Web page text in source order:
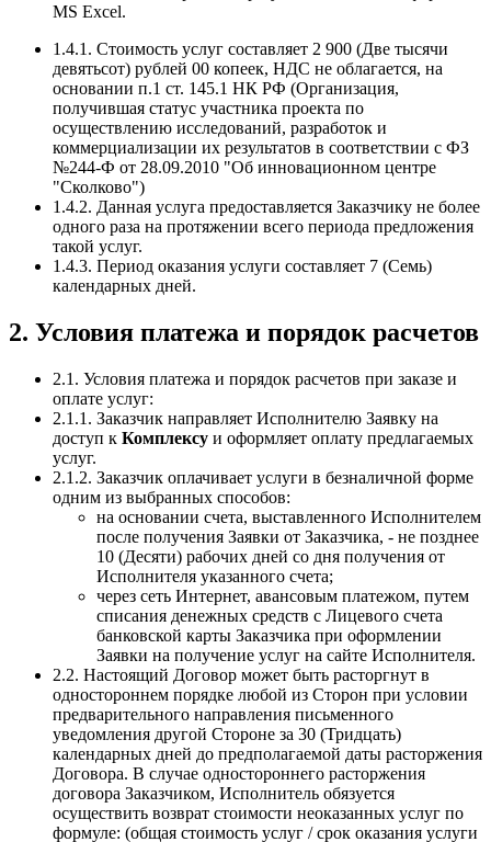
MS Excel.
1.4.1. Стоимость услуг составляет 2 900 (Две тысячи
девятьсот) рублей 00 копеек, НДС не облагается, на
основании п.1 ст. 145.1 НК РФ (Организация,
получившая статус участника проекта по
осуществлению исследований, разработок и
коммерциализации их результатов в соответствии с ФЗ
№244-Ф от 28.09.2010 "Об инновационном центре
"Сколково")
1.4.2. Данная услуга предоставляется Заказчику не более
одного раза на протяжении всего периода предложения
такой услуг.
1.4.3. Период оказания услуги составляет 7 (Семь)
календарных дней.
2. Условия платежа и порядок расчетов
2.1. Условия платежа и порядок расчетов при заказе и
оплате услуг:
2.1.1. Заказчик направляет Исполнителю Заявку на
доступ к Комплексу и оформляет оплату предлагаемых
услуг.
2.1.2. Заказчик оплачивает услуги в безналичной форме
одним из выбранных способов:
на основании счета, выставленного Исполнителем
после получения Заявки от Заказчика, - не позднее
10 (Десяти) рабочих дней со дня получения от
Исполнителя указанного счета;
через сеть Интернет, авансовым платежом, путем
списания денежных средств с Лицевого счета
банковской карты Заказчика при оформлении
Заявки на получение услуг на сайте Исполнителя.
2.2. Настоящий Договор может быть расторгнут в
одностороннем порядке любой из Сторон при условии
предварительного направления письменного
уведомления другой Стороне за 30 (Тридцать)
календарных дней до предполагаемой даты расторжения
Договора. В случае одностороннего расторжения
договора Заказчиком, Исполнитель обязуется
осуществить возврат стоимости неоказанных услуг по
формуле: (общая стоимость услуг / срок оказания услуги